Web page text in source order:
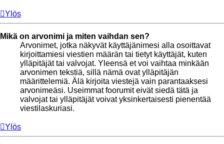
Ylös
Mikä on arvonimi ja miten vaihdan sen?
Arvonimet, jotka näkyvät käyttäjänimesi alla osoittavat
kirjoittamiesi viestien määrän tai tietyt käyttäjät, kuten
ylläpitäjät tai valvojat. Yleensä et voi vaihtaa minkään
arvonimen tekstiä, sillä nämä ovat ylläpitäjän
määrittelemiä. Älä kirjoita viestejä vain parantaaksesi
arvonimeäsi. Useimmat foorumit eivät siedä tätä ja
valvojat tai ylläpitäjät voivat yksinkertaisesti pienentää
viestilaskuriasi.
Ylös